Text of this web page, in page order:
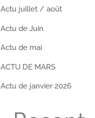
Actu juillet / août
Actu de Juin
Actu de mai
ACTU DE MARS
Actu de janvier 2026